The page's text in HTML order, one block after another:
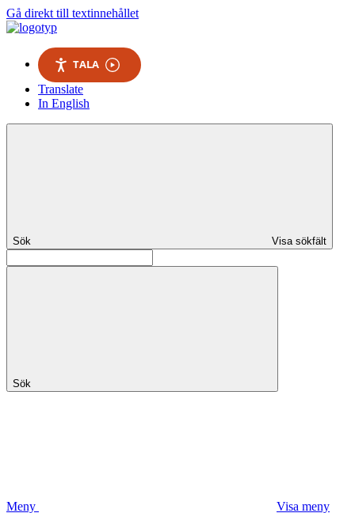
Gå direkt till textinnehållet
TALA
Translate
In English
Sök Visa sökfält
Sök
Meny
Visa meny